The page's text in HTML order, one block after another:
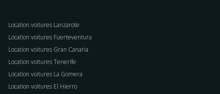
Location voitures Lanzarote
Location voitures Fuerteventura
Location voitures Gran Canaria
Location voitures Tenerife
Location voitures La Gomera
Location voitures El Hierro